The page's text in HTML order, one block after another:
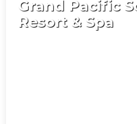
Grand Pacific
Resort & Spa